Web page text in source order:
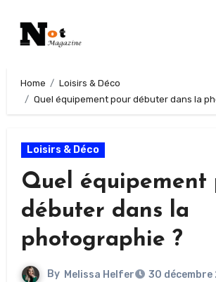
Home
Loisirs & Déco
Quel équipement pour débuter dans la
Loisirs & Déco
Quel équipement
débuter dans la
photographie ?
By Melissa Helfer
30 décembre